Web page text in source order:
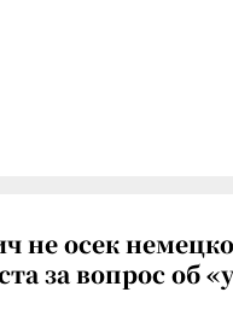
не осек
за вопрос об